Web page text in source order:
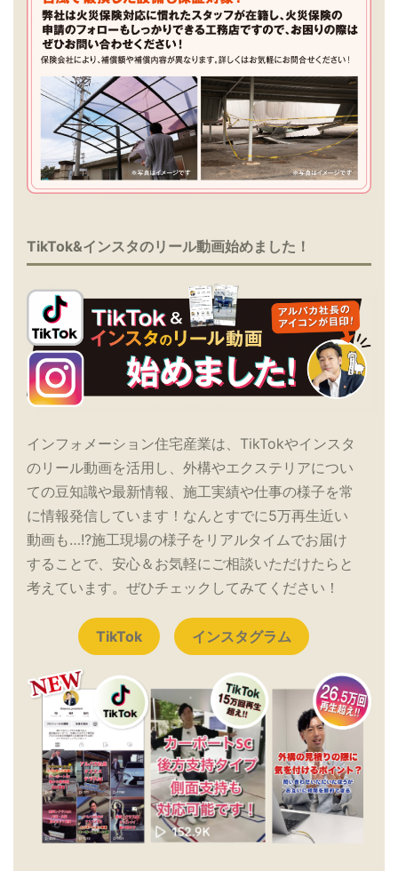
TikTok&インスタのリール動画始めました！
インフォメーション住宅産業は、TikTokやインスタ
のリール動画を活用し、外構やエクステリアについ
ての豆知識や最新情報、施工実績や仕事の様子を常
に情報発信しています！なんとすでに5万再生近い
動画も…!?施工現場の様子をリアルタイムでお届け
することで、安心＆お気軽にご相談いただけたらと
考えています。ぜひチェックしてみてください！
TikTok インスタグラム